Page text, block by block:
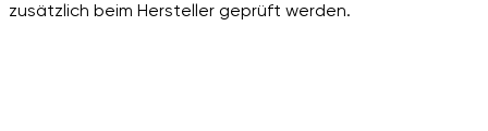
zusätzlich beim Hersteller geprüft werden.